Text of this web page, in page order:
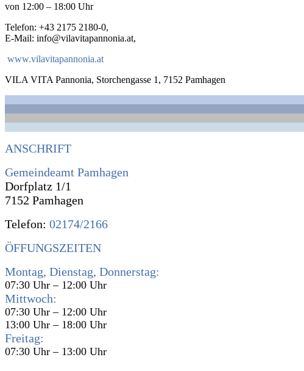
von 12:00 – 18:00 Uhr
Telefon: +43 2175 2180-0,
E-Mail: info@vilavitapannonia.at,
www.vilavitapannonia.at
VILA VITA Pannonia, Storchengasse 1, 7152 Pamhagen
ANSCHRIFT
Gemeindeamt Pamhagen
Dorfplatz 1/1
7152 Pamhagen
Telefon: 02174/2166
ÖFFUNGSZEITEN
Montag, Dienstag, Donnerstag:
07:30 Uhr – 12:00 Uhr
Mittwoch:
07:30 Uhr – 12:00 Uhr
13:00 Uhr – 18:00 Uhr
Freitag:
07:30 Uhr – 13:00 Uhr